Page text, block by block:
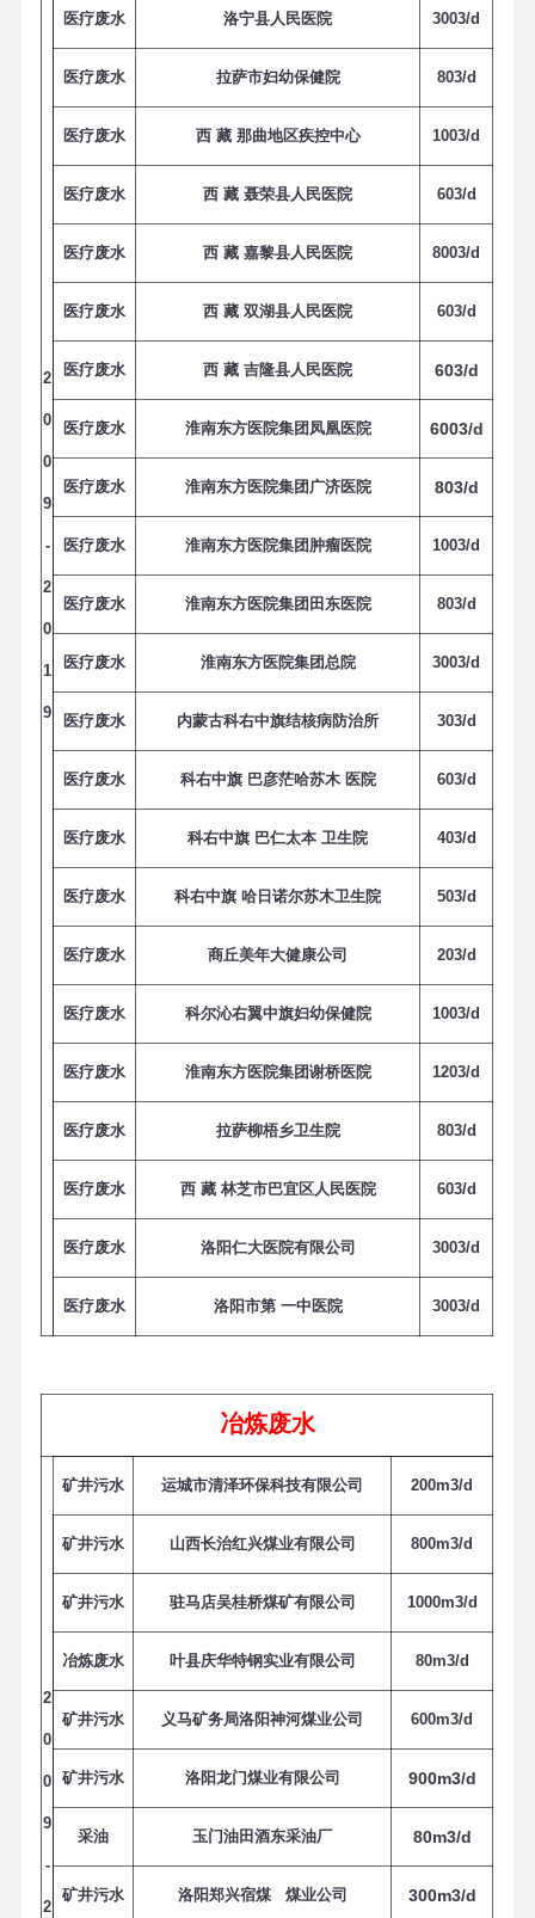
2
0
0
9
-
2
0
1
9
医疗废水 洛宁县人民医院 3003/d
医疗废水 拉萨市妇幼保健院 803/d
医疗废水 西 藏 那曲地区疾控中心 1003/d
医疗废水 西 藏聂荣县人民医院 603/d
医疗废水 西 藏嘉黎县人民医院 8003/d
医疗废水 西 藏双湖县人民医院 603/d
医疗废水 西 藏吉隆县人民医院 603/d
医疗废水 淮南东方医院集团凤凰医院 6003/d
医疗废水 淮南东方医院集团广济医院 803/d
医疗废水 淮南东方医院集团肿瘤医院 1003/d
医疗废水 淮南东方医院集团田东医院 803/d
医疗废水 淮南东方医院集团总院 3003/d
医疗废水 内蒙古科右中旗结核病防治所 303/d
医疗废水 科右中旗 巴彦茫哈苏木 医院 603/d
医疗废水 科右中旗 巴仁太本 卫生院 403/d
医疗废水 科右中旗 哈日诺尔苏木卫生院 503/d
医疗废水 商丘美年大健康公司 203/d
医疗废水 科尔沁右翼中旗妇幼保健院 1003/d
医疗废水 淮南东方医院集团谢桥医院 1203/d
医疗废水 拉萨柳梧乡卫生院 803/d
医疗废水 西 藏 林芝市巴宜区人民医院 603/d
医疗废水 洛阳仁大医院有限公司 3003/d
医疗废水 洛阳市第 一中医院 3003/d
冶炼废水
2
0
0
9
-
2
矿井污水 运城市清泽环保科技有限公司 200m3/d
矿井污水 山西长治红兴煤业有限公司 800m3/d
矿井污水 驻马店吴桂桥煤矿有限公司 1000m3/d
冶炼废水 叶县庆华特钢实业有限公司 80m3/d
矿井污水 义马矿务局洛阳神河煤业公司 600m3/d
矿井污水 洛阳龙门煤业有限公司 900m3/d
采油 玉门油田酒东采油厂 80m3/d
矿井污水 洛阳郑兴宿煤 煤业公司 300m3/d